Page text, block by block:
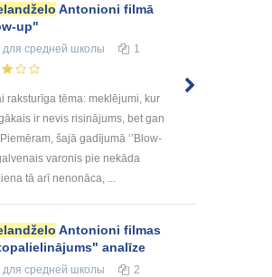
Antonioni filmā
up"
для средней школы 1
raksturīga tēma: meklējumi, kur
ir nevis risinājums, bet gan
šajā gadījumā ‘’Blow-
varonis pie nekāda
tā arī nenonāca, ...
Antonioni filmas
analīze
для средней школы 2